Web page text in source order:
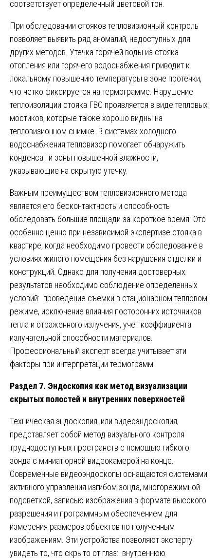
соответствует определенный цветовой тон.
При обследовании стояков тепловизионный контроль
позволяет выявить ряд аномалий, недоступных для
других методов. Утечка горячей воды из стояка
отопления или горячего водоснабжения приводит к
локальному повышению температуры в зоне протечки,
что четко фиксируется на термограмме. Нарушение
теплоизоляции стояка ГВС проявляется в виде тепловых
мостиков, которые также хорошо видны на
тепловизионном снимке. В системах холодного
водоснабжения тепловизор помогает обнаружить
конденсат и зоны повышенной влажности,
указывающие на скрытую утечку.
Важным преимуществом тепловизионного метода
является его бесконтактность и способность
обследовать большие площади за короткое время. Это
особенно ценно при независимой экспертизе стояка в
квартире, когда необходимо провести обследование в
условиях жилого помещения без нарушения отделки и
конструкций. Однако для получения достоверных
результатов необходимо соблюдение определенных
условий: проведение съемки в стационарном тепловом
режиме, исключение влияния посторонних источников
тепла и отраженного излучения, учет коэффициента
излучательной способности материалов.
Профессиональный эксперт всегда учитывает эти
факторы при интерпретации термограмм.
Раздел 7. Эндоскопия как метод визуализации
скрытых полостей и внутренних поверхностей
Техническая эндоскопия, или видеоэндоскопия,
представляет собой метод визуального контроля
труднодоступных пространств с помощью гибкого
зонда с миниатюрной видеокамерой на конце.
Современные видеоэндоскопы оснащаются системами
активного управления изгибом зонда, многорежимной
подсветкой, записью изображения в формате высокого
разрешения и программным обеспечением для
измерения размеров объектов по полученным
изображениям. Эти устройства позволяют эксперту
увидеть то, что скрыто от глаз: внутреннюю